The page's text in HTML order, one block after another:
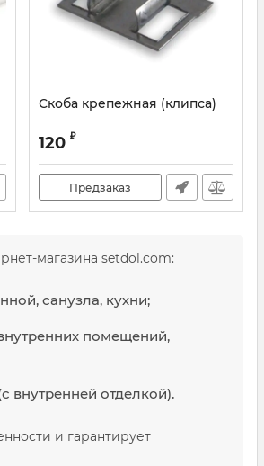
Скоба крепежная (клипса)
120 ₽
Предзаказ
магазина setdol.com:
санузла, кухни;
помещений,
внутренней отделкой).
и гарантирует